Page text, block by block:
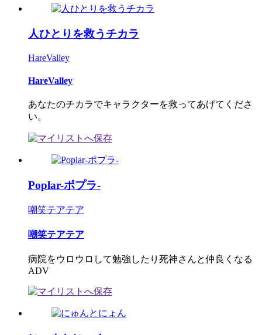
人ひとりを救うチカラ
HareValley
HareValley
あなたのチカラでキャラクターを救ってあげてくださ
い。
Poplar-ポプラ-
嘲笑テアテア
嘲笑テアテア
病院をウロウロして勉強したり死神さんと仲良くなる
ADV